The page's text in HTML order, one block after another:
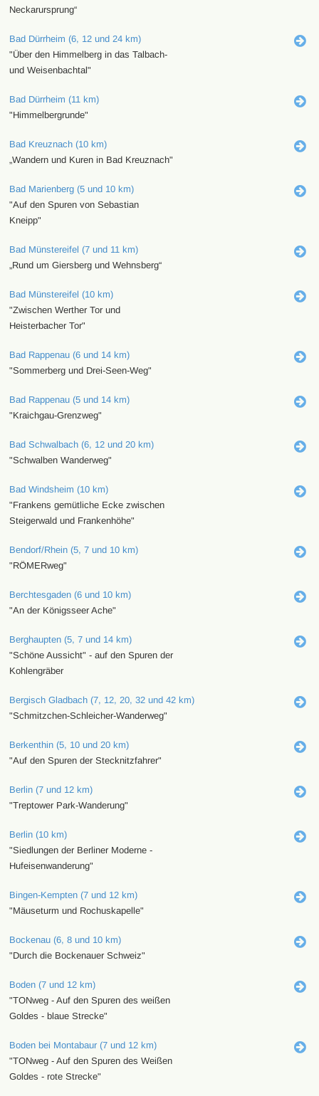
Neckarursprung“
Bad Dürrheim (6, 12 und 24 km)
"Über den Himmelberg in das Talbach-
und Weisenbachtal"
Bad Dürrheim (11 km)
"Himmelbergrunde"
Bad Kreuznach (10 km)
„Wandern und Kuren in Bad Kreuznach"
Bad Marienberg (5 und 10 km)
"Auf den Spuren von Sebastian
Kneipp"
Bad Münstereifel (7 und 11 km)
„Rund um Giersberg und Wehnsberg“
Bad Münstereifel (10 km)
"Zwischen Werther Tor und
Heisterbacher Tor"
Bad Rappenau (6 und 14 km)
"Sommerberg und Drei-Seen-Weg"
Bad Rappenau (5 und 14 km)
"Kraichgau-Grenzweg"
Bad Schwalbach (6, 12 und 20 km)
"Schwalben Wanderweg"
Bad Windsheim (10 km)
"Frankens gemütliche Ecke zwischen
Steigerwald und Frankenhöhe"
Bendorf/Rhein (5, 7 und 10 km)
"RÖMERweg"
Berchtesgaden (6 und 10 km)
"An der Königsseer Ache"
Berghaupten (5, 7 und 14 km)
"Schöne Aussicht" - auf den Spuren der
Kohlengräber
Bergisch Gladbach (7, 12, 20, 32 und 42 km)
"Schmitzchen-Schleicher-Wanderweg"
Berkenthin (5, 10 und 20 km)
"Auf den Spuren der Stecknitzfahrer"
Berlin (7 und 12 km)
"Treptower Park-Wanderung"
Berlin (10 km)
"Siedlungen der Berliner Moderne -
Hufeisenwanderung"
Bingen-Kempten (7 und 12 km)
"Mäuseturm und Rochuskapelle"
Bockenau (6, 8 und 10 km)
"Durch die Bockenauer Schweiz"
Boden (7 und 12 km)
"TONweg - Auf den Spuren des weißen
Goldes - blaue Strecke"
Boden bei Montabaur (7 und 12 km)
"TONweg - Auf den Spuren des Weißen
Goldes - rote Strecke"